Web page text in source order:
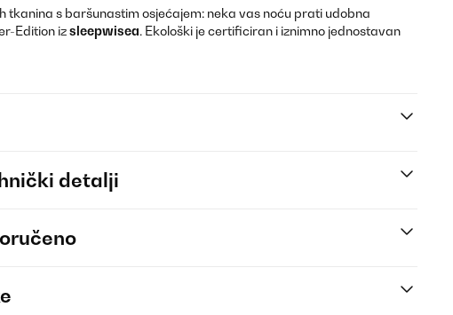
tkanina s baršunastim osjećajem: neka vas noću prati udobna
Edition izsleepwisea. Ekološki je certificiran i iznimno jednostavan
detalji